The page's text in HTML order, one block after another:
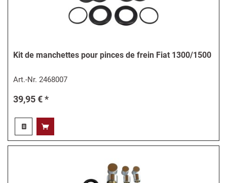
Kit de manchettes pour pinces de frein Fiat 1300/1500
Art.-Nr.2468007
39,95 € *